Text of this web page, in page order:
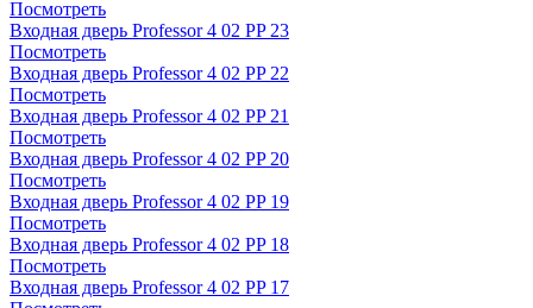
Посмотреть
Входная дверь Professor 4 02 PP 23
Посмотреть
Входная дверь Professor 4 02 PP 22
Посмотреть
Входная дверь Professor 4 02 PP 21
Посмотреть
Входная дверь Professor 4 02 PP 20
Посмотреть
Входная дверь Professor 4 02 PP 19
Посмотреть
Входная дверь Professor 4 02 PP 18
Посмотреть
Входная дверь Professor 4 02 PP 17